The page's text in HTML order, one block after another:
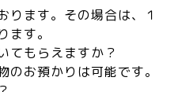
ます。その場合は、１
す。
てもらえますか？
お預かりは可能です。